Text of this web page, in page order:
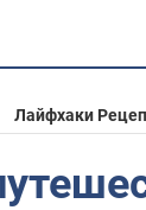
Лайфхаки